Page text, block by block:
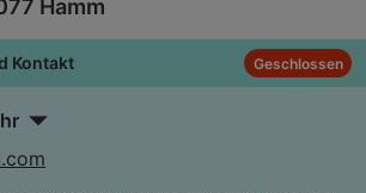
Hamm
Kontakt Geschlossen